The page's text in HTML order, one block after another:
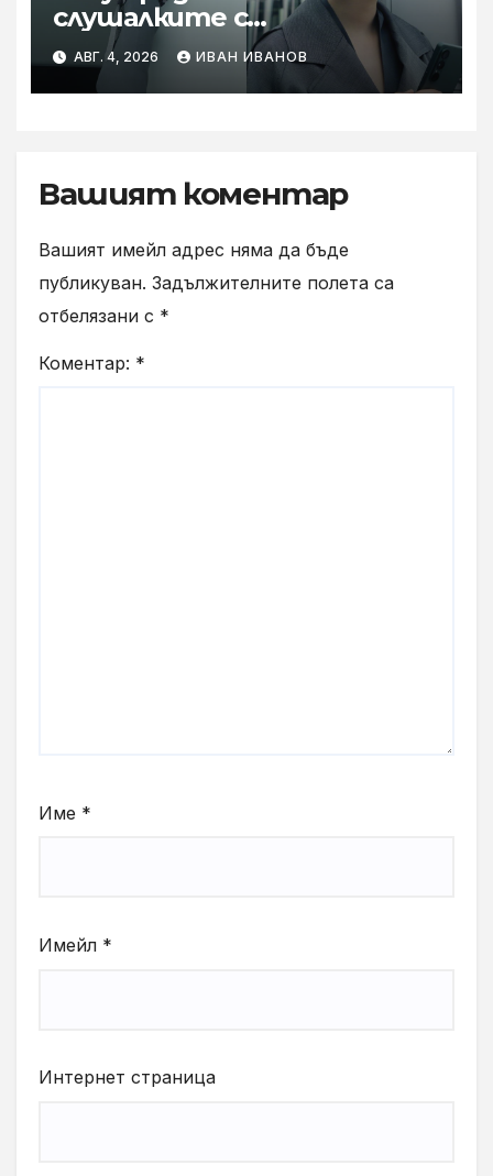
слушалките с
шумопотискане WH-
1000XM6 в нов цвят „Olive
Gray“
АВГ. 4, 2026 ИВАН ИВАНОВ
Вашият коментар
Вашият имейл адрес няма да бъде
публикуван. Задължителните полета са
отбелязани с *
Коментар: *
Име *
Имейл *
Интернет страница